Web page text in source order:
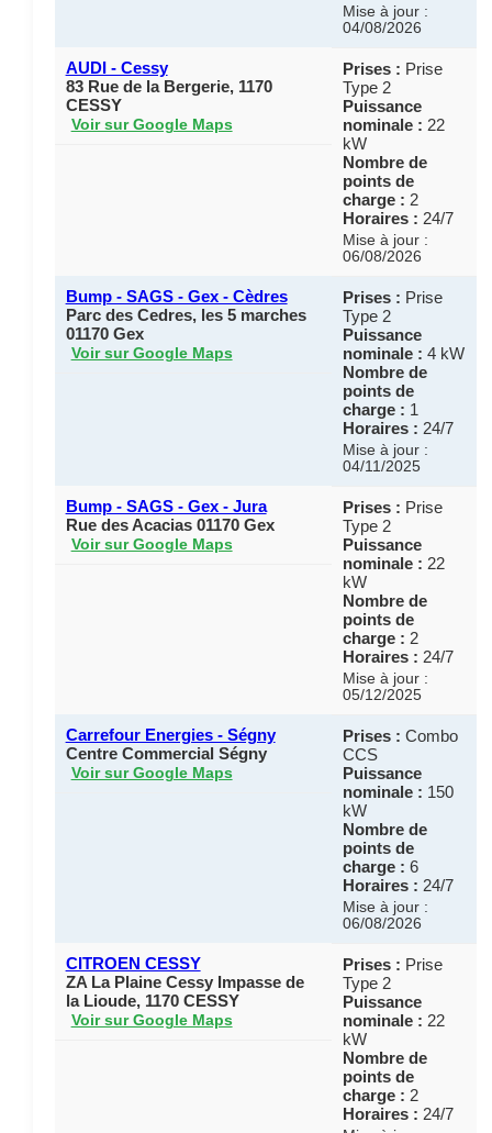
Mise à jour :
04/08/2026
AUDI - Cessy
83 Rue de la Bergerie, 1170
CESSY
Voir sur Google Maps
Prises : Prise
Type 2
Puissance
nominale : 22
kW
Nombre de
points de
charge : 2
Horaires : 24/7
Mise à jour :
06/08/2026
Bump - SAGS - Gex - Cèdres
Parc des Cedres, les 5 marches
01170 Gex
Voir sur Google Maps
Prises : Prise
Type 2
Puissance
nominale : 4 kW
Nombre de
points de
charge : 1
Horaires : 24/7
Mise à jour :
04/11/2025
Bump - SAGS - Gex - Jura
Rue des Acacias 01170 Gex
Voir sur Google Maps
Prises : Prise
Type 2
Puissance
nominale : 22
kW
Nombre de
points de
charge : 2
Horaires : 24/7
Mise à jour :
05/12/2025
Carrefour Energies - Ségny
Centre Commercial Ségny
Voir sur Google Maps
Prises : Combo
CCS
Puissance
nominale : 150
kW
Nombre de
points de
charge : 6
Horaires : 24/7
Mise à jour :
06/08/2026
CITROEN CESSY
ZA La Plaine Cessy Impasse de
la Lioude, 1170 CESSY
Voir sur Google Maps
Prises : Prise
Type 2
Puissance
nominale : 22
kW
Nombre de
points de
charge : 2
Horaires : 24/7